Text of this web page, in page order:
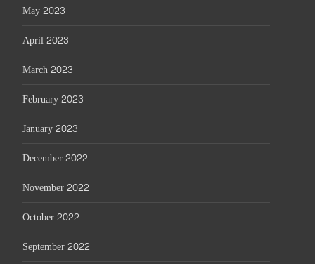
May 2023
April 2023
March 2023
February 2023
January 2023
December 2022
November 2022
October 2022
September 2022